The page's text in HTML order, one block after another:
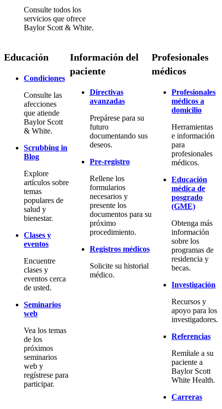
Consulte todos los
servicios que ofrece
Baylor Scott & White.
Educación
Condiciones
Consulte las
afecciones
que atiende
Baylor Scott
& White.
Scrubbing in
Blog
Explore
artículos sobre
temas
populares de
salud y
bienestar.
Clases y
eventos
Encuentre
clases y
eventos cerca
de usted.
Seminarios
web
Vea los temas
de los
próximos
seminarios
web y
regístrese para
participar.
Información del
paciente
Directivas
avanzadas
Prepárese para su
futuro
documentando sus
deseos.
Pre-registro
Rellene los
formularios
necesarios y
presente los
documentos para su
próximo
procedimiento.
Registros médicos
Solicite su historial
médico.
Profesionales
médicos
Profesionales
médicos a
domicilio
Herramientas
e información
para
profesionales
médicos.
Educación
médica de
posgrado
(GME)
Obtenga más
información
sobre los
programas de
residencia y
becas.
Investigación
Recursos y
apoyo para los
investigadores.
Referencias
Remítale a su
paciente a
Baylor Scott
White Health.
Carreras